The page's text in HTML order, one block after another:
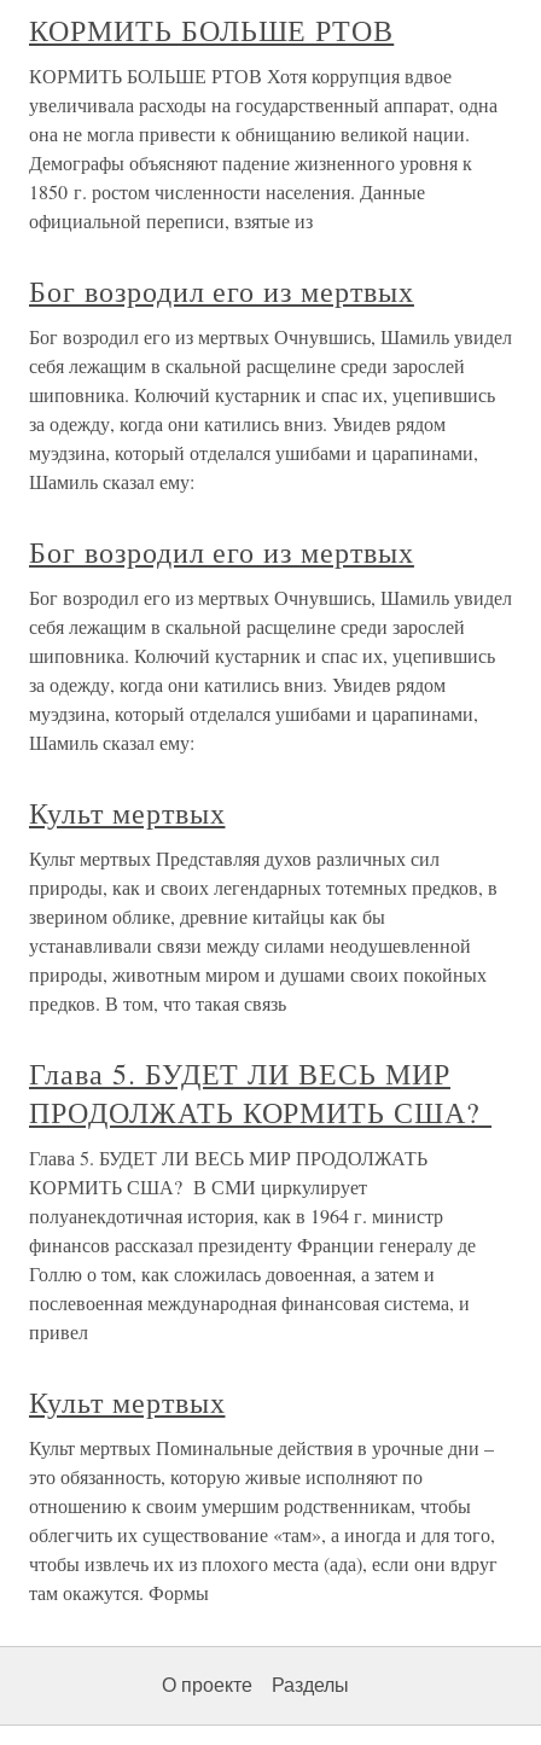
КОРМИТЬ БОЛЬШЕ РТОВ
КОРМИТЬ БОЛЬШЕ РТОВ Хотя коррупция вдвое
увеличивала расходы на государственный аппарат, одна
она не могла привести к обнищанию великой нации.
Демографы объясняют падение жизненного уровня к
1850 г. ростом численности населения. Данные
официальной переписи, взятые из
Бог возродил его из мертвых
Бог возродил его из мертвых Очнувшись, Шамиль увидел
себя лежащим в скальной расщелине среди зарослей
шиповника. Колючий кустарник и спас их, уцепившись
за одежду, когда они катились вниз. Увидев рядом
муэдзина, который отделался ушибами и царапинами,
Шамиль сказал ему:
Бог возродил его из мертвых
Бог возродил его из мертвых Очнувшись, Шамиль увидел
себя лежащим в скальной расщелине среди зарослей
шиповника. Колючий кустарник и спас их, уцепившись
за одежду, когда они катились вниз. Увидев рядом
муэдзина, который отделался ушибами и царапинами,
Шамиль сказал ему:
Культ мертвых
Культ мертвых Представляя духов различных сил
природы, как и своих легендарных тотемных предков, в
зверином облике, древние китайцы как бы
устанавливали связи между силами неодушевленной
природы, животным миром и душами своих покойных
предков. В том, что такая связь
Глава 5. БУДЕТ ЛИ ВЕСЬ МИР
ПРОДОЛЖАТЬ КОРМИТЬ США?
Глава 5. БУДЕТ ЛИ ВЕСЬ МИР ПРОДОЛЖАТЬ
КОРМИТЬ США? В СМИ циркулирует
полуанекдотичная история, как в 1964 г. министр
финансов рассказал президенту Франции генералу де
Голлю о том, как сложилась довоенная, а затем и
послевоенная международная финансовая система, и
привел
Культ мертвых
Культ мертвых Поминальные действия в урочные дни –
это обязанность, которую живые исполняют по
отношению к своим умершим родственникам, чтобы
облегчить их существование «там», а иногда и для того,
чтобы извлечь их из плохого места (ада), если они вдруг
там окажутся. Формы
О проекте Разделы